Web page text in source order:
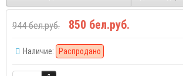
944 бел.руб. 850 бел.руб.
Наличие: Распродано